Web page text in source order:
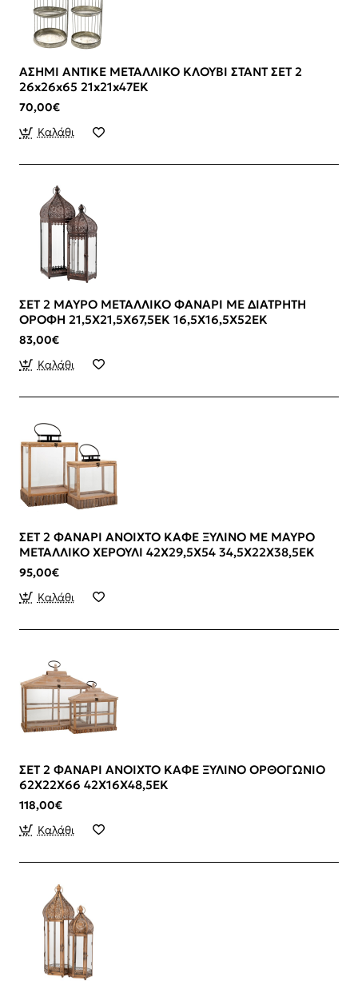
ΑΣΗΜΙ ΑΝΤΙΚΕ ΜΕΤΑΛΛΙΚΟ ΚΛΟΥΒΙ ΣΤΑΝΤ ΣΕΤ 2
26x26x65 21x21x47EK
70,00€
Καλάθι
ΣΕΤ 2 ΜΑΥΡΟ ΜΕΤΑΛΛΙΚΟ ΦΑΝΑΡΙ ΜΕ ΔΙΑΤΡΗΤΗ
ΟΡΟΦΗ 21,5Χ21,5Χ67,5ΕΚ 16,5Χ16,5Χ52ΕΚ
83,00€
Καλάθι
ΣΕΤ 2 ΦΑΝΑΡΙ ΑΝΟΙΧΤΟ ΚΑΦΕ ΞΥΛΙΝΟ ΜΕ ΜΑΥΡΟ
ΜΕΤΑΛΛΙΚΟ ΧΕΡΟΥΛΙ 42Χ29,5Χ54 34,5Χ22Χ38,5ΕΚ
95,00€
Καλάθι
ΣΕΤ 2 ΦΑΝΑΡΙ ΑΝΟΙΧΤΟ ΚΑΦΕ ΞΥΛΙΝΟ ΟΡΘΟΓΩΝΙΟ
62Χ22Χ66 42Χ16Χ48,5ΕΚ
118,00€
Καλάθι